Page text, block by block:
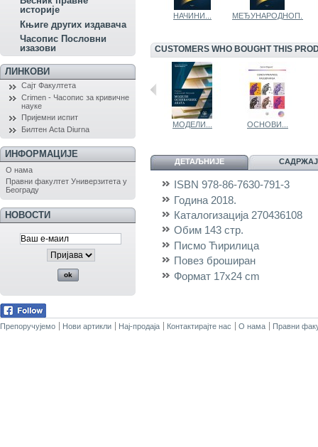
историје
Књиге других издавача
Часопис Пословни
изазови
ЛИНКОВИ
Сајт Факултета
Crimen - Часопис за кривичне
науке
Пријемни испит
Билтен Acta Diurna
ИНФОРМАЦИЈЕ
О нама
Правни факултет Универзитета у
Београду
НОВОСТИ
РИМСКА... НАЧИНИ... МЕЂУНАРОДНОП...
CUSTOMERS WHO BOUGHT THIS
ПРАВНИ... МОДЕЛИ... ОСНОВИ...
ДЕТАЉНИЈЕ САДРЖАЈ
ISBN 978-86-7630-791-3
Година 2018.
Каталогизација 270436108
Обим 143 стр.
Писмо Ћирилица
Повез броширан
Формат 17x24 cm
Препоручујемо Нови артикли Нај-продаја Контактирајте нас О нама Правни